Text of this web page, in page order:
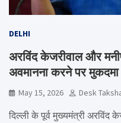
DELHI
अरविंद केजरीवाल और
अवमानना करने पर
May 15, 2026 Desk
दिल्ली के पूर्व मुख्यमंत्री अरविंद